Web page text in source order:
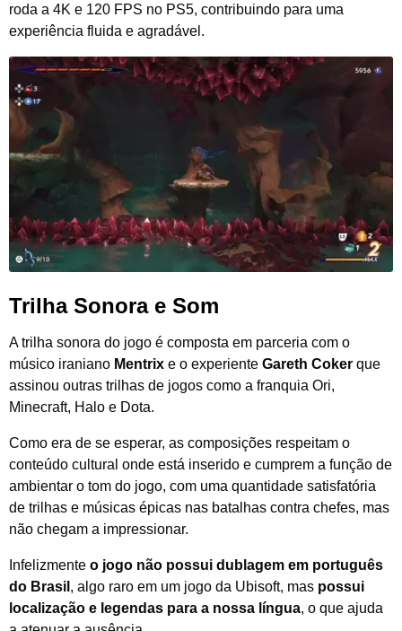
roda a 4K e 120 FPS no PS5, contribuindo para uma
experiência fluida e agradável.
Trilha Sonora e Som
A trilha sonora do jogo é composta em parceria com o
músico iraniano Mentrix e o experiente Gareth Coker que
assinou outras trilhas de jogos como a franquia Ori,
Minecraft, Halo e Dota.
Como era de se esperar, as composições respeitam o
conteúdo cultural onde está inserido e cumprem a função de
ambientar o tom do jogo, com uma quantidade satisfatória
de trilhas e músicas épicas nas batalhas contra chefes, mas
não chegam a impressionar.
Infelizmente o jogo não possui dublagem em português
do Brasil , algo raro em um jogo da Ubisoft, mas possui
localização e legendas para a nossa língua, o que ajuda